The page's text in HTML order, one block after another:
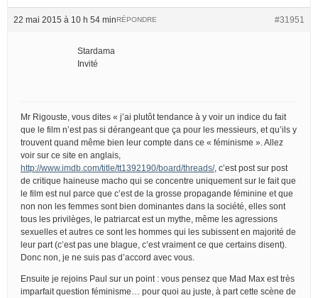
22 mai 2015 à 10 h 54 min #31951
RÉPONDRE
Stardama
Invité
Mr Rigouste, vous dites « j’ai plutôt tendance à y voir un indice du fait
que le film n’est pas si dérangeant que ça pour les messieurs, et qu’ils y
trouvent quand même bien leur compte dans ce « féminisme ». Allez
voir sur ce site en anglais,
http://www.imdb.com/title/tt1392190/board/threads/, c’est post sur post
de critique haineuse macho qui se concentre uniquement sur le fait que
le film est nul parce que c’est de la grosse propagande féminine et que
non non les femmes sont bien dominantes dans la société, elles sont
tous les privilèges, le patriarcat est un mythe, même les agressions
sexuelles et autres ce sont les hommes qui les subissent en majorité de
leur part (c’est pas une blague, c’est vraiment ce que certains disent).
Donc non, je ne suis pas d’accord avec vous.
Ensuite je rejoins Paul sur un point : vous pensez que Mad Max est très
imparfait question féminisme… pour quoi au juste, à part cette scène de